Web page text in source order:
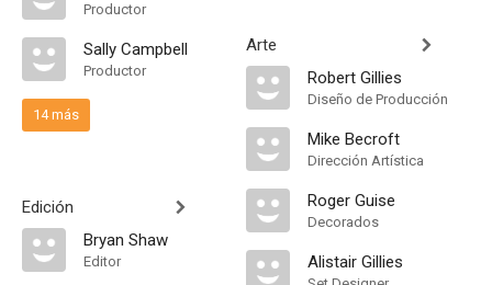
Productor
Sally Campbell
Productor
14 más
Edición
Bryan Shaw
Editor
Arte
Robert Gillies
Diseño de Producción
Mike Becroft
Dirección Artística
Roger Guise
Decorados
Alistair Gillies